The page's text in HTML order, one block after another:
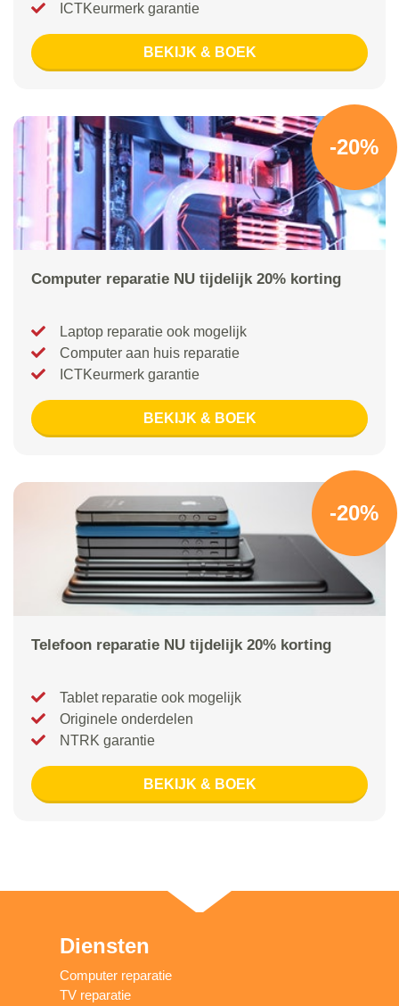
ICTKeurmerk garantie
BEKIJK & BOEK
-20%
Computer reparatie NU tijdelijk 20% korting
Laptop reparatie ook mogelijk
Computer aan huis reparatie
ICTKeurmerk garantie
BEKIJK & BOEK
-20%
Telefoon reparatie NU tijdelijk 20% korting
Tablet reparatie ook mogelijk
Originele onderdelen
NTRK garantie
BEKIJK & BOEK
Diensten
Computer reparatie
TV reparatie